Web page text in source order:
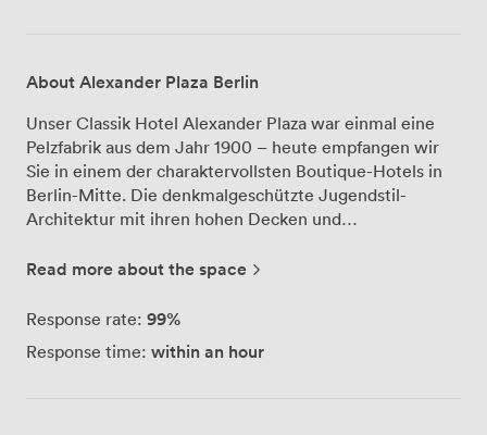
About Alexander Plaza Berlin
Unser Classik Hotel Alexander Plaza war einmal eine
Pelzfabrik aus dem Jahr 1900 – heute empfangen wir
Sie in einem der charaktervollsten Boutique-Hotels in
Berlin-Mitte. Die denkmalgeschützte Jugendstil-
Architektur mit ihren hohen Decken und
Arbeitsatmosphäre, die sich deutlich von gewöhnlichen
Tagungen stehen Ihnen mehrere flexible Räume zur
Personen einrichten können. Die moderne
Read more about the space
Response rate: 99%
Response time: within an hour